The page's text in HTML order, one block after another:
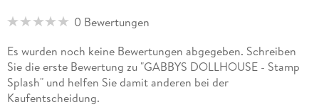
0 Bewertungen
Es wurden noch keine Bewertungen abgegeben. Schreiben
Sie die erste Bewertung zu "GABBYS DOLLHOUSE - Stamp
Splash" und helfen Sie damit anderen bei der
Kaufentscheidung.